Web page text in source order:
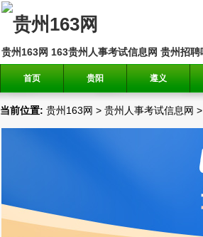
贵州163网 163贵州人事考试信息网 贵州招聘
首页 贵阳 遵义
当前位置: 贵州163网 > 贵州人事考试信息网 >